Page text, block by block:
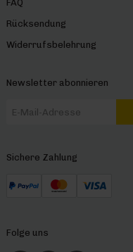
FAQ
Rücksendung
Widerrufsbelehrung
Newsletter abonnieren
Sichere Zahlung
Folge uns